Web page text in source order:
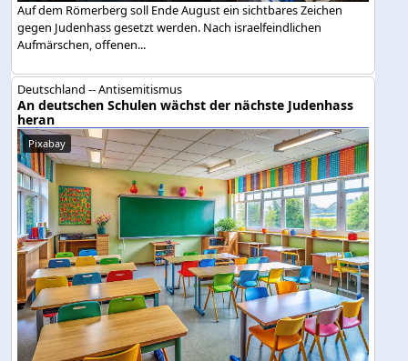
Auf dem Römerberg soll Ende August ein sichtbares Zeichen
gegen Judenhass gesetzt werden. Nach israelfeindlichen
Aufmärschen, offenen...
Deutschland -- Antisemitismus
An deutschen Schulen wächst der nächste Judenhass
heran
Pixabay